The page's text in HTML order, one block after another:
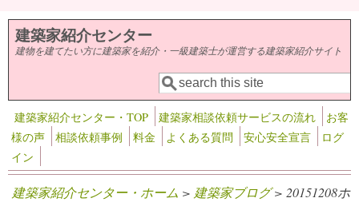
メインコンテンツに移動
建築家紹介センター
建物を建てたい方に建築家を紹介・一級建築士が運営する建築家紹介サイト
検索フォーム
検索
建築家紹介センター・TOP 建築家相談依頼サービスの流れ
お客
様の声
相談依頼事例 料金 よくある質問 安心安全宣言
ログ
イン
建築家紹介センター・ホーム > 建築家ブログ> 20151208ホ